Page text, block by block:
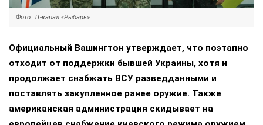
Фото: ТГ-канал «Рыбарь»
Официальный Вашингтон утверждает, что поэтапно
отходит от поддержки бывшей Украины, хотя и
продолжает снабжать ВСУ разведданными и
поставлять закупленное ранее оружие. Также
американская администрация скидывает на